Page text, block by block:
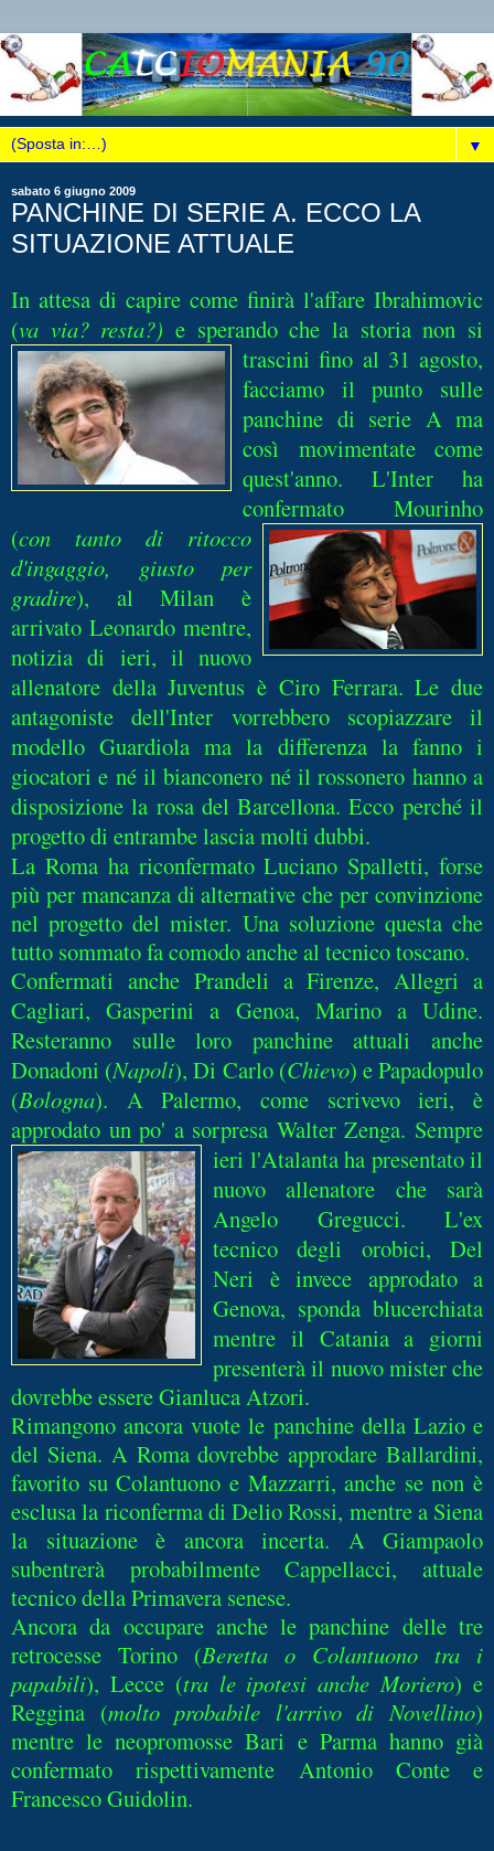
▼
sabato 6 giugno 2009
PANCHINE DI SERIE A. ECCO LA
SITUAZIONE ATTUALE
In attesa di capire come finirà l'affare Ibrahimovic
(va via? resta?) e sperando che la storia non si
trascini fino al 31 agosto,
facciamo il punto sulle
panchine di serie A ma
così movimentate come
quest'anno. L'Inter ha
confermato Mourinho
(con tanto di ritocco
d'ingaggio, giusto per
gradire), al Milan è
arrivato Leonardo mentre,
notizia di ieri, il nuovo
allenatore della Juventus è Ciro Ferrara. Le due
antagoniste dell'Inter vorrebbero scopiazzare il
modello Guardiola ma la differenza la fanno i
giocatori e né il bianconero né il rossonero hanno a
disposizione la rosa del Barcellona. Ecco perché il
progetto di entrambe lascia molti dubbi.
La Roma ha riconfermato Luciano Spalletti, forse
più per mancanza di alternative che per convinzione
nel progetto del mister. Una soluzione questa che
tutto sommato fa comodo anche al tecnico toscano.
Confermati anche Prandeli a Firenze, Allegri a
Cagliari, Gasperini a Genoa, Marino a Udine.
Resteranno sulle loro panchine attuali anche
Donadoni (Napoli), Di Carlo (Chievo) e Papadopulo
(Bologna). A Palermo, come scrivevo ieri, è
approdato un po' a sorpresa Walter Zenga. Sempre
ieri l'Atalanta ha presentato il
nuovo allenatore che sarà
Angelo Gregucci. L'ex
tecnico degli orobici, Del
Neri è invece approdato a
Genova, sponda blucerchiata
mentre il Catania a giorni
presenterà il nuovo mister che
dovrebbe essere Gianluca Atzori.
Rimangono ancora vuote le panchine della Lazio e
del Siena. A Roma dovrebbe approdare Ballardini,
favorito su Colantuono e Mazzarri, anche se non è
esclusa la riconferma di Delio Rossi, mentre a Siena
la situazione è ancora incerta. A Giampaolo
subentrerà probabilmente Cappellacci, attuale
tecnico della Primavera senese.
Ancora da occupare anche le panchine delle tre
retrocesse Torino (Beretta o Colantuono tra i
papabili), Lecce (tra le ipotesi anche Moriero) e
Reggina (molto probabile l'arrivo di Novellino)
mentre le neopromosse Bari e Parma hanno già
confermato rispettivamente Antonio Conte e
Francesco Guidolin.